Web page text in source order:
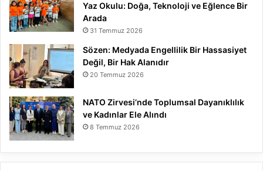
Yaz Okulu: Doğa, Teknoloji ve Eğlence Bir
Arada
31 Temmuz 2026
Sözen: Medyada Engellilik Bir Hassasiyet
Değil, Bir Hak Alanıdır
20 Temmuz 2026
NATO Zirvesi’nde Toplumsal Dayanıklılık
ve Kadınlar Ele Alındı
8 Temmuz 2026